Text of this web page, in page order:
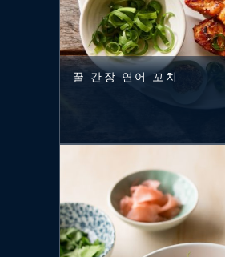
꿀 간장 연어 꼬치